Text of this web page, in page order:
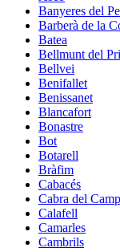
Banyeres del
Barberà de la
Batea
Bellmunt del
Bellvei
Benifallet
Benissanet
Blancafort
Bonastre
Bot
Botarell
Bràfim
Cabacés
Cabra del Camp
Calafell
Camarles
Cambrils